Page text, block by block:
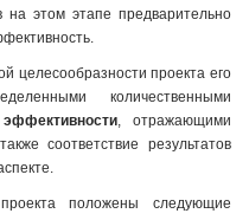
этом этапе предварительно
целесообразности проекта его
количественными
, отражающими
соответствие результатов
положены следующие